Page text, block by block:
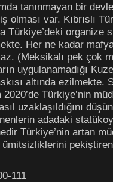
tanınmayan bir
var. Kıbrıslı
Türkiye’deki
Her ne kadar
(Meksikalı pek çok
uygulanamadığı
altında ezilmekte.
Türkiye’nin
uzaklaşıldığını
adadaki
Türkiye’nin artan
111